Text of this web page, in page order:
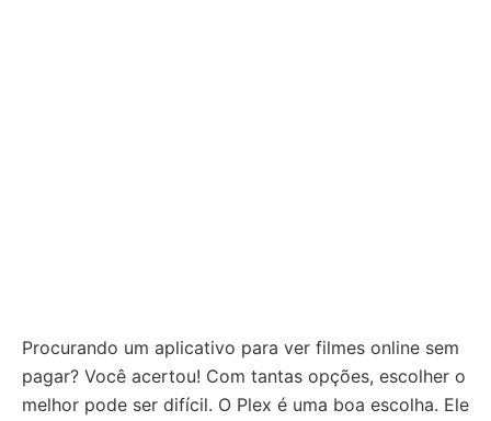
Procurando um aplicativo para ver filmes online sem
pagar? Você acertou! Com tantas opções, escolher o
melhor pode ser difícil. O Plex é uma boa escolha. Ele